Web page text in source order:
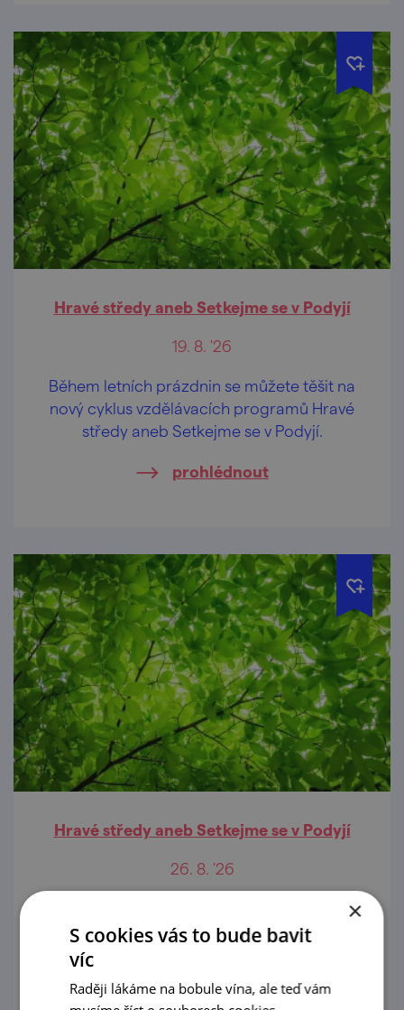
Hravé středy aneb Setkejme se v Podyjí
19. 8. '26
Během letních prázdnin se můžete těšit na
nový cyklus vzdělávacích programů Hravé
středy aneb Setkejme se v Podyjí.
prohlédnout
Hravé středy aneb Setkejme se v Podyjí
26. 8. '26
Během letních prázdnin se můžete těšit na
nový cyklus vzdělávacích programů Hravé
středy aneb Setkejme se v Podyjí.
prohlédnout
×
S cookies vás to bude bavit
víc
Raději lákáme na bobule vína, ale teď vám